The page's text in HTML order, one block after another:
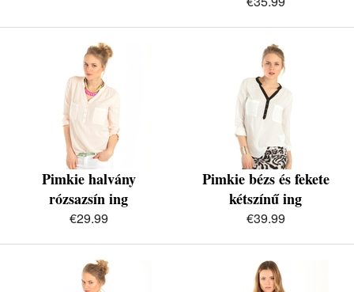
Pimkie halvány
rózsazsín ing
€29.99
Pimkie bézs és fekete
kétszínű ing
€39.99